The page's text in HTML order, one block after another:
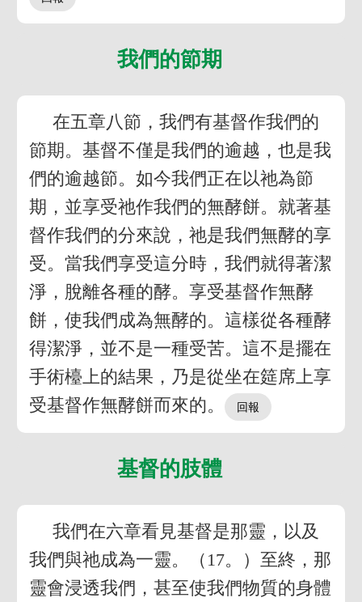
我們的節期
在五章八節，我們有基督作我們的
節期。基督不僅是我們的逾越，也是我
們的逾越節。如今我們正在以祂為節
期，並享受祂作我們的無酵餅。就著基
督作我們的分來說，祂是我們無酵的享
受。當我們享受這分時，我們就得著潔
淨，脫離各種的酵。享受基督作無酵
餅，使我們成為無酵的。這樣從各種酵
得潔淨，並不是一種受苦。這不是擺在
手術檯上的結果，乃是從坐在筵席上享
受基督作無酵餅而來的。
基督的肢體
我們在六章看見基督是那靈，以及
我們與祂成為一靈。（17。）至終，那
靈會浸透我們，甚至使我們物質的身體